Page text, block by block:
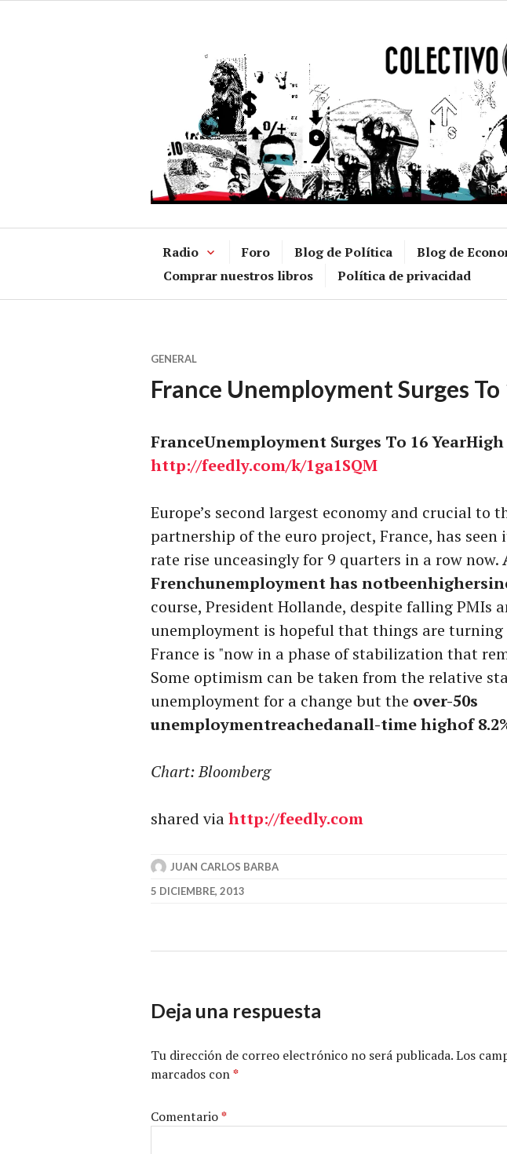
Radio Foro Blog de Política Blog de
Comprar nuestros libros
Política de privacidad
GENERAL
France Unemployment Surges To
FranceUnemployment Surges To 16 YearHigh
http://feedly.com/k/1ga1SQM
Europe’s second largest economy and crucial to
partnership of the euro project, France, has
rate rise unceasingly for 9 quarters in a row now.
Frenchunemployment has
course, President Hollande, despite falling PMIs
unemployment is hopeful that things are turning
France is "now in a phase of stabilization that
Some optimism can be taken from the relative
unemployment for a change but the over-50s
unemploymentreachedanall-time highof
Chart: Bloomberg
shared viahttp://feedly.com
JUAN CARLOS BARBA
5 DICIEMBRE, 2013
Deja una respuesta
Tu dirección de correo electrónico no será publicada.Los
marcados con*
Comentario*